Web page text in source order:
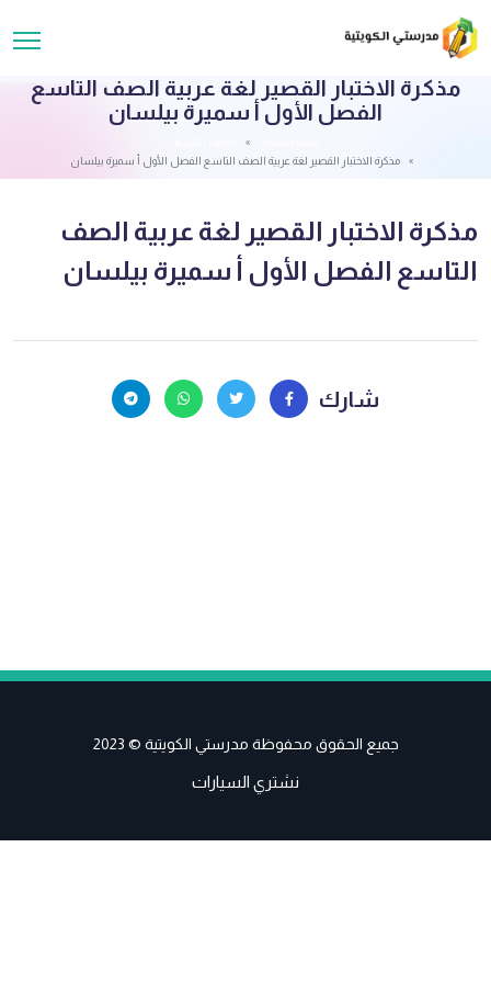
مذكرة الاختبار القصير لغة عربية الصف التاسع
الفصل الأول أ سميرة بيلسان
مذكرة الاختبار القصير لغة عربية الصف التاسع الفصل الأول أ سميرة بيلسان
مذكرة الاختبار القصير لغة عربية الصف
التاسع الفصل الأول أ سميرة بيلسان
شارك
جميع الحقوق محفوظة مدرستي الكويتية © 2023
نشتري السيارات